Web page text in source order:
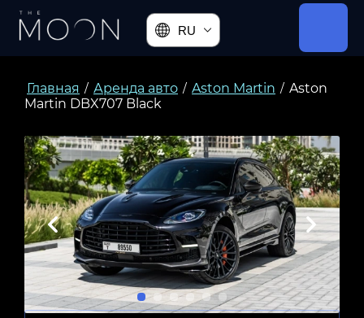
RU
Главная / Аренда авто / Aston Martin / Aston
Martin DBX707 Black